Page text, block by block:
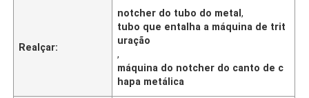
Realçar:
notcher do tubo do metal,
tubo que entalha a máquina de trit
uração
,
máquina do notcher do canto de c
hapa metálica